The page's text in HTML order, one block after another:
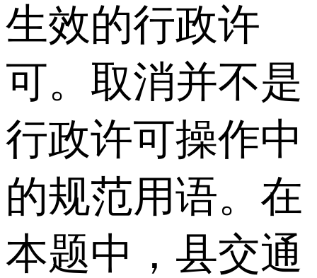
生效的行政许
可。取消并不是
行政许可操作中
的规范用语。在
本题中，县交通